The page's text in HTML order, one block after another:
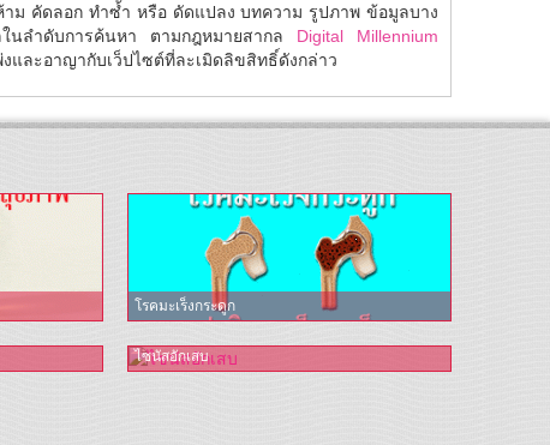
าม คัดลอก ทำซ้ำ หรือ ดัดแปลง บทความ รูปภาพ ข้อมูลบาง
นลำดับการค้นหา ตามกฎหมายสากล Digital Millennium
และอาญากับเว็ปไซต์ที่ละเมิดลิขสิทธิ์ดังกล่าว
โรคมะเร็งกระดูก
ไซนัสอักเสบ